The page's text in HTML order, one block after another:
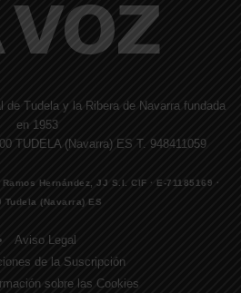
de Tudela y la Ribera de Navarra fundada
en 1953
TUDELA (Navarra) ES T. 948411059
Hernández, JJ S.I. CIF · E-71185169 ·
Tudela (Navarra) ES
Aviso Legal
de la Suscripción
sobre las Cookies